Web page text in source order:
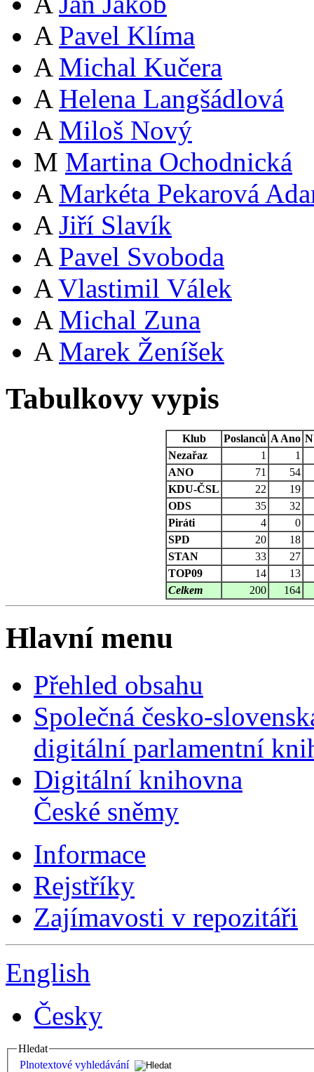
A Pavel Klíma
A Michal Kučera
A Helena Langšádlová
A Miloš Nový
M Martina Ochodnická
A Markéta Pekarová
A Jiří Slavík
A Pavel Svoboda
A Vlastimil Válek
A Michal Zuna
A Marek Ženíšek
Tabulkovy vypis
Klub Poslanců A Ano N
Nezařaz
1
1
ANO
71
54
KDU-ČSL
22
19
ODS
35
32
Piráti
4
0
SPD
20
18
STAN
33
27
TOP09
14
13
Celkem
200 164
Hlavní menu
Přehled obsahu
Společná česko-
digitální parlamentní
Digitální knihovna
České sněmy
Informace
Rejstříky
Zajímavosti v repozitáři
English
Česky
Hledat
Plnotextové vyhledávání